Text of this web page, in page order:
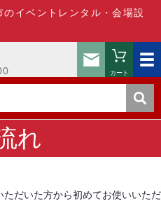
のイベントレンタル・会場設
お問い
カート
れ
だいた方から初めてお使いいただ